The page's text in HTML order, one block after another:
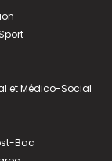
et Médico-Social
Bac